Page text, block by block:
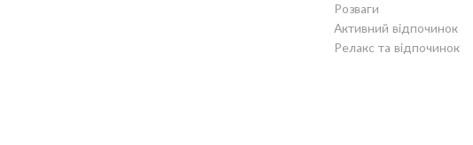
Розваги
Активний відпочинок
Релакс та відпочинок